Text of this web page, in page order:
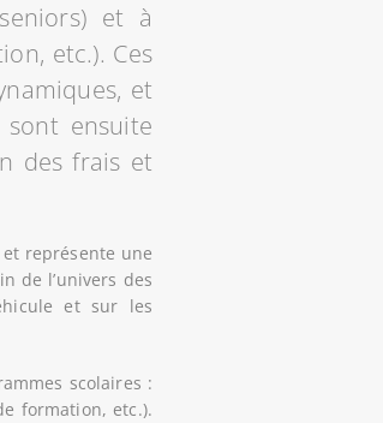
et à
etc.). Ces
et
ensuite
des frais et
et représente une
de l’univers des
et sur les
scolaires :
formation, etc.).